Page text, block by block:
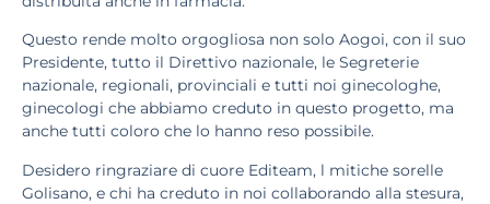
Questo rende molto orgogliosa non solo Aogoi, con il suo
Presidente, tutto il Direttivo nazionale, le Segreterie
nazionale, regionali, provinciali e tutti noi ginecologhe,
ginecologi che abbiamo creduto in questo progetto, ma
anche tutti coloro che lo hanno reso possibile.
Desidero ringraziare di cuore Editeam, l mitiche sorelle
Golisano, e chi ha creduto in noi collaborando alla stesura,